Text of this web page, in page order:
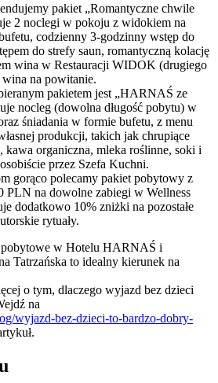
pakiet „Romantyczne chwile
2 noclegi w pokoju z widokiem na
codzienny 3-godzinny wstęp do
do strefy saun, romantyczną kolację
wina w Restauracji WIDOK (drugiego
na powitanie.
pakietem jest „HARNAŚ ze
nocleg (dowolna długość pobytu) w
śniadania w formie bufetu, z menu
produkcji, takich jak chrupiące
kawa organiczna, mleka roślinne, soki i
przez Szefa Kuchni.
gorąco polecamy pakiet pobytowy z
PLN na dowolne zabiegi w Wellness
dodatkowo 10% zniżki na pozostałe
rytuały.
pobytowe w Hotelu HARNAŚ i
Tatrzańska to idealny kierunek na
o tym, dlaczego wyjazd bez dzieci
na
wyjazd-bez-dzieci-to-bardzo-dobry-